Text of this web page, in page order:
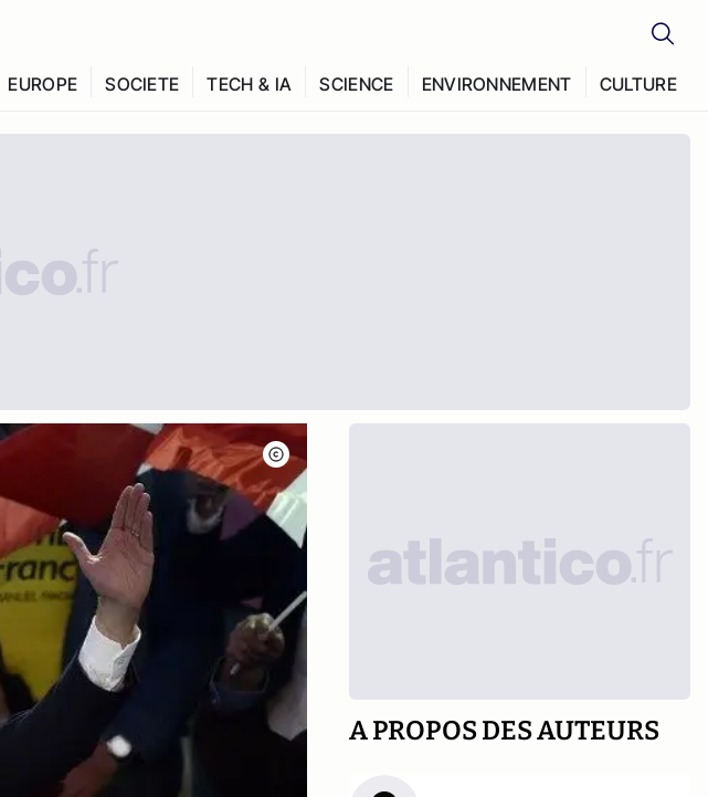
EUROPE SOCIETE TECH & IA SCIENCE ENVIRONNEMENT CULTURE
A PROPOS DES AUTEURS